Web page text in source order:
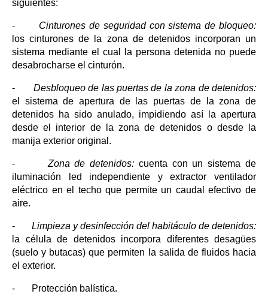
siguientes:
- Cinturones de seguridad con sistema de bloqueo:
los cinturones de la zona de detenidos incorporan un
sistema mediante el cual la persona detenida no puede
desabrocharse el cinturón.
- Desbloqueo de las puertas de la zona de detenidos:
el sistema de apertura de las puertas de la zona de
detenidos ha sido anulado, impidiendo así la apertura
desde el interior de la zona de detenidos o desde la
manija exterior original.
- Zona de detenidos: cuenta con un sistema de
iluminación led independiente y extractor ventilador
eléctrico en el techo que permite un caudal efectivo de
aire.
- Limpieza y desinfección del habitáculo de detenidos:
la célula de detenidos incorpora diferentes desagües
(suelo y butacas) que permiten la salida de fluidos hacia
el exterior.
- Protección balística.